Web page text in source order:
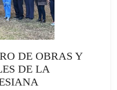
DE OBRAS Y
DE LA